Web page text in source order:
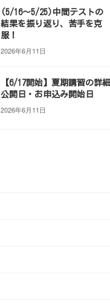
(5/16～5/25)中間テストの
結果を振り返り、苦手を克
服！
2026年6月11日
【6/17開始】夏期講習の詳細
公開日・お申込み開始日
2026年6月11日